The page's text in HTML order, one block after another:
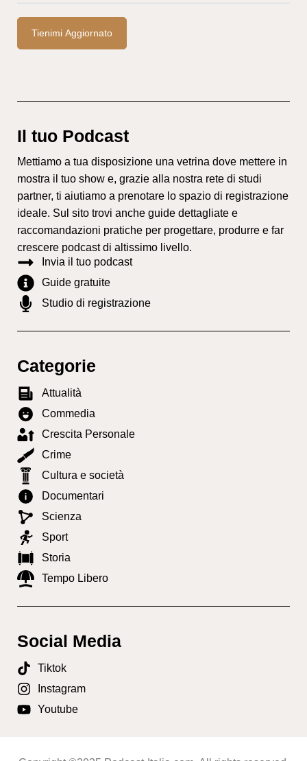
Tienimi Aggiornato
Il tuo Podcast
Mettiamo a tua disposizione una vetrina dove mettere in
mostra il tuo show e, grazie alla nostra rete di studi
partner, ti aiutiamo a prenotare lo spazio di registrazione
ideale. Sul sito trovi anche guide dettagliate e
raccomandazioni pratiche per progettare, produrre e far
crescere podcast di altissimo livello.
Invia il tuo podcast
Guide gratuite
Studio di registrazione
Categorie
Attualità
Commedia
Crescita Personale
Crime
Cultura e società
Documentari
Scienza
Sport
Storia
Tempo Libero
Social Media
Tiktok
Instagram
Youtube